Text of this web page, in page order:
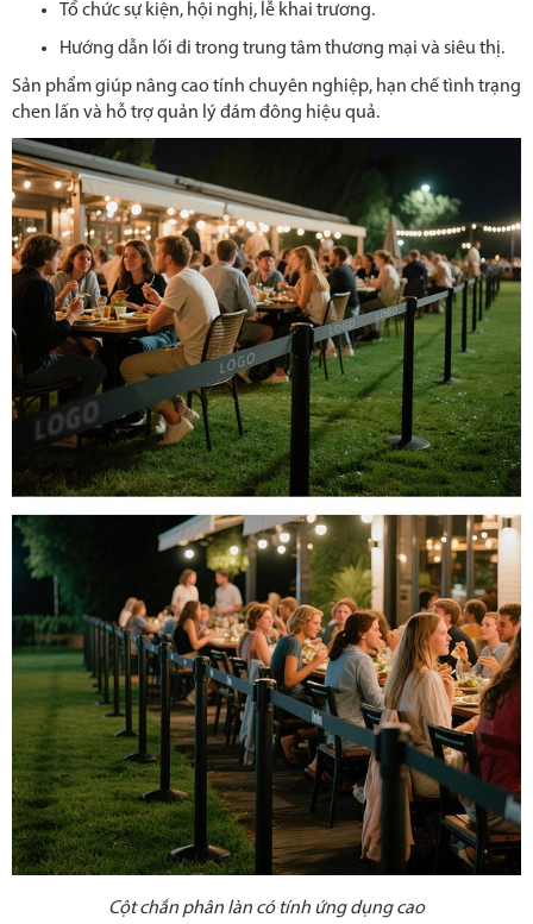
Tổ chức sự kiện, hội nghị, lễ khai trương.
Hướng dẫn lối đi trong trung tâm thương mại và siêu thị.
Sản phẩm giúp nâng cao tính chuyên nghiệp, hạn chế tình trạng
chen lấn và hỗ trợ quản lý đám đông hiệu quả.
Cột chắn phân làn có tính ứng dụng cao